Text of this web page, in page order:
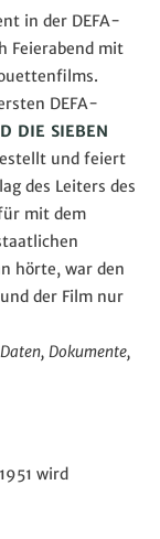
in der DEFA-
Feierabend mit
DEFA-
DIE SIEBEN
und feiert
des Leiters des
mit dem
hörte, war den
der Film nur
Dokumente,
wird